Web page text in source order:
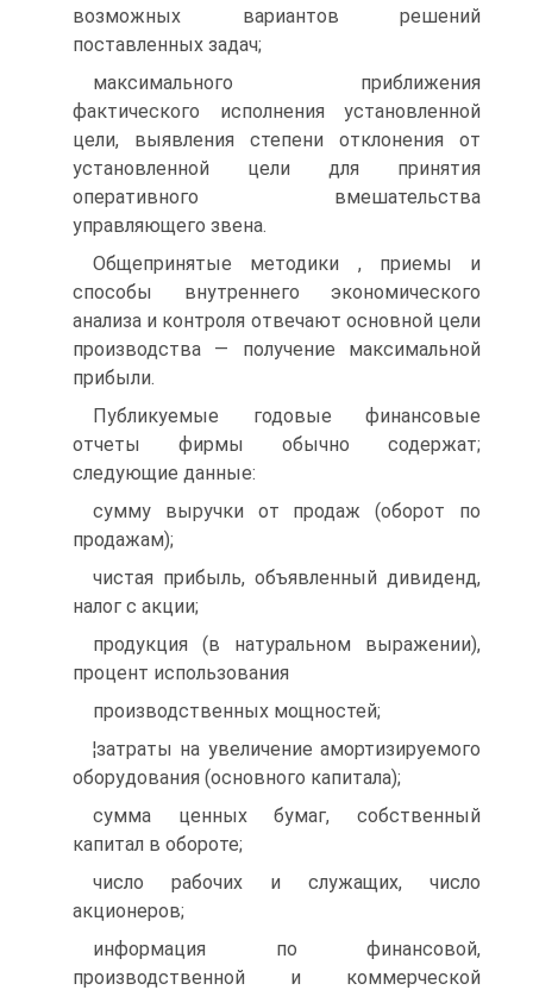
возможных вариантов решений
поставленных задач;
максимального приближения
фактического исполнения установленной
цели, выявления степени отклонения от
установленной цели для принятия
оперативного вмешательства
управляющего звена.
Общепринятые методики , приемы и
способы внутреннего экономического
анализа и контроля отвечают основной цели
производства — получение максимальной
прибыли.
Публикуемые годовые финансовые
отчеты фирмы обычно содержат;
следующие данные:
сумму выручки от продаж (оборот по
продажам);
чистая прибыль, объявленный дивиденд,
налог с акции;
продукция (в натуральном выражении),
процент использования
производственных мощностей;
¦затраты на увеличение амортизируемого
оборудования (основного капитала);
сумма ценных бумаг, собственный
капитал в обороте;
число рабочих и служащих, число
акционеров;
информация по финансовой,
производственной и коммерческой